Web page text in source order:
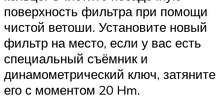
поверхность фильтра при помощи
чистой ветоши. Установите новый
фильтр на место, если у вас есть
специальный съёмник и
динамометрический ключ, затяните
его с моментом 20 Hm.